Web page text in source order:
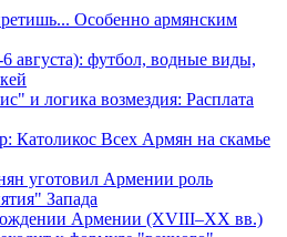
Особенно армянским
августа): футбол, водные виды,
и логика возмездия: Расплата
Католикос Всех Армян на скамье
уготовил Армении роль
Запада
Армении (XVIII–XX вв.)